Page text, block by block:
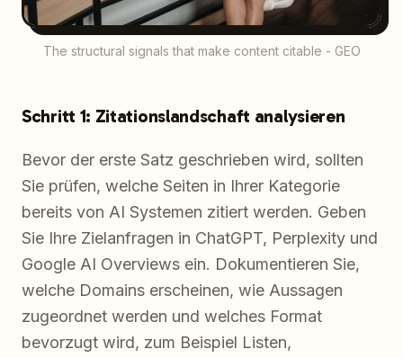
The structural signals that make content citable - GEO
Schritt 1: Zitationslandschaft analysieren
Bevor der erste Satz geschrieben wird, sollten
Sie prüfen, welche Seiten in Ihrer Kategorie
bereits von AI Systemen zitiert werden. Geben
Sie Ihre Zielanfragen in ChatGPT, Perplexity und
Google AI Overviews ein. Dokumentieren Sie,
welche Domains erscheinen, wie Aussagen
zugeordnet werden und welches Format
bevorzugt wird, zum Beispiel Listen,